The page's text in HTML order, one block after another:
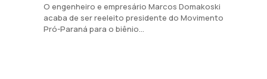
O engenheiro e empresário Marcos Domakoski
acaba de ser reeleito presidente do Movimento
Pró-Paraná para o biênio...